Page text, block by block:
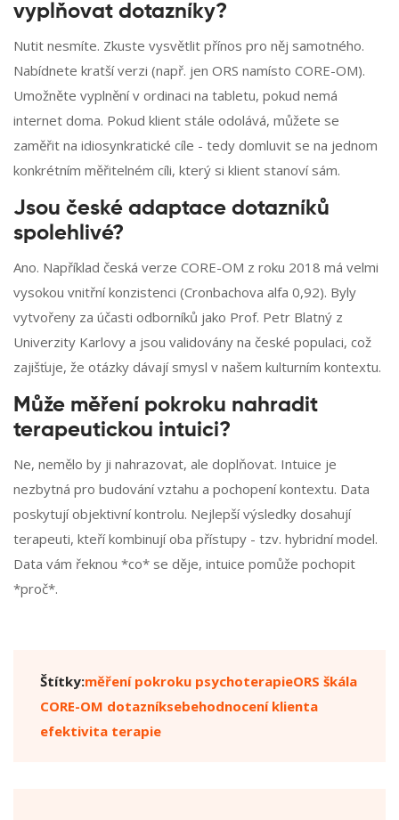
vyplňovat dotazníky?
Nutit nesmíte. Zkuste vysvětlit přínos pro něj samotného.
Nabídnete kratší verzi (např. jen ORS namísto CORE-OM).
Umožněte vyplnění v ordinaci na tabletu, pokud nemá
internet doma. Pokud klient stále odolává, můžete se
zaměřit na idiosynkratické cíle - tedy domluvit se na jednom
konkrétním měřitelném cíli, který si klient stanoví sám.
Jsou české adaptace dotazníků
spolehlivé?
Ano. Například česká verze CORE-OM z roku 2018 má velmi
vysokou vnitřní konzistenci (Cronbachova alfa 0,92). Byly
vytvořeny za účasti odborníků jako Prof. Petr Blatný z
Univerzity Karlovy a jsou validovány na české populaci, což
zajišťuje, že otázky dávají smysl v našem kulturním kontextu.
Může měření pokroku nahradit
terapeutickou intuici?
Ne, nemělo by ji nahrazovat, ale doplňovat. Intuice je
nezbytná pro budování vztahu a pochopení kontextu. Data
poskytují objektivní kontrolu. Nejlepší výsledky dosahují
terapeuti, kteří kombinují oba přístupy - tzv. hybridní model.
Data vám řeknou *co* se děje, intuice pomůže pochopit
*proč*.
Štítky:měření pokroku psychoterapieORS škála
CORE-OM dotazníksebehodnocení klienta
efektivita terapie